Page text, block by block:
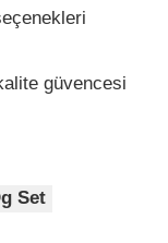
güvencesi
Set